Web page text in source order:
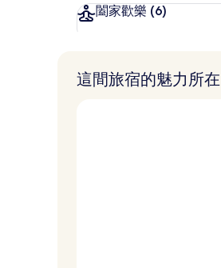
闔家歡樂 (6)
這間旅宿的魅力所在